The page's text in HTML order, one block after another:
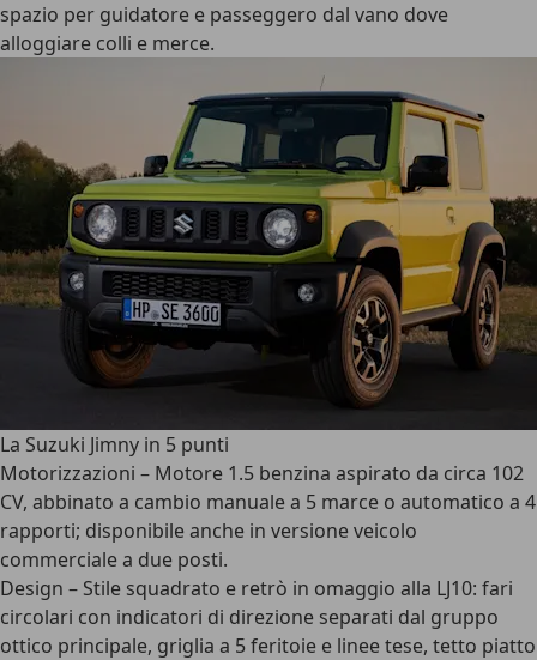
spazio per guidatore e passeggero dal vano dove
alloggiare colli e merce.
La Suzuki Jimny in 5 punti
Motorizzazioni – Motore 1.5 benzina aspirato da circa 102
CV, abbinato a cambio manuale a 5 marce o automatico a 4
rapporti; disponibile anche in versione veicolo
commerciale a due posti.
Design – Stile squadrato e retrò in omaggio alla LJ10: fari
circolari con indicatori di direzione separati dal gruppo
ottico principale, griglia a 5 feritoie e linee tese, tetto piatto